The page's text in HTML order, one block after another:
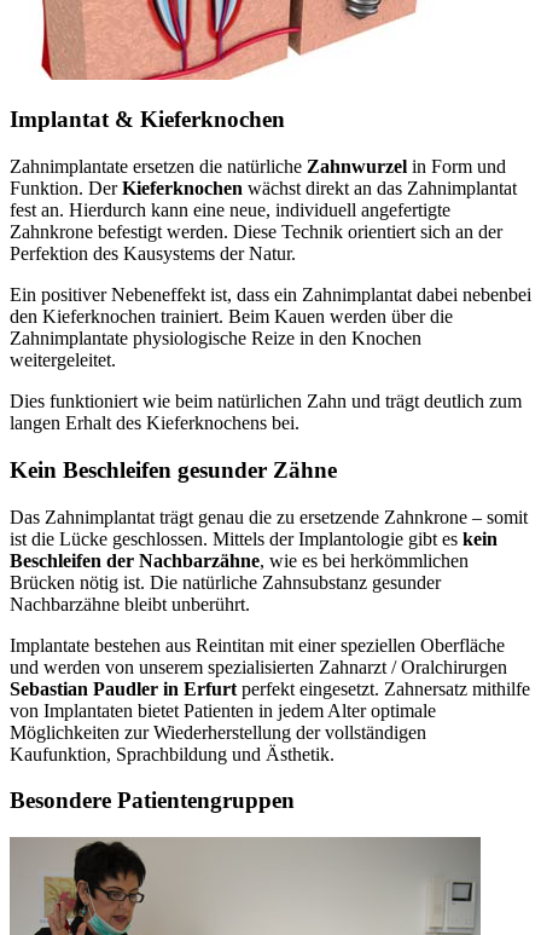
Implantat & Kieferknochen
Zahnimplantate ersetzen die natürliche Zahnwurzel in Form und
Funktion. DerKieferknochen wächst direkt an das Zahnimplantat
fest an. Hierdurch kann eine neue, individuell angefertigte
Zahnkrone befestigt werden. Diese Technik orientiert sich an der
Perfektion des Kausystems der Natur.
Ein positiver Nebeneffekt ist, dass ein Zahnimplantat dabei nebenbei
den Kieferknochen trainiert. Beim Kauen werden über die
Zahnimplantate physiologische Reize in den Knochen
weitergeleitet.
Dies funktioniert wie beim natürlichen Zahn und trägt deutlich zum
langen Erhalt des Kieferknochens bei.
Kein Beschleifen gesunder Zähne
Das Zahnimplantat trägt genau die zu ersetzende Zahnkrone – somit
ist die Lücke geschlossen. Mittels der Implantologie gibt es kein
Beschleifen der Nachbarzähne, wie es bei herkömmlichen
Brücken nötig ist. Die natürliche Zahnsubstanz gesunder
Nachbarzähne bleibt unberührt.
Implantate bestehen aus Reintitan mit einer speziellen Oberfläche
und werden von unserem spezialisierten Zahnarzt / Oralchirurgen
Sebastian Paudler in Erfurt perfekt eingesetzt. Zahnersatz mithilfe
von Implantaten bietet Patienten in jedem Alter optimale
Möglichkeiten zur Wiederherstellung der vollständigen
Kaufunktion, Sprachbildung und Ästhetik.
Besondere Patientengruppen